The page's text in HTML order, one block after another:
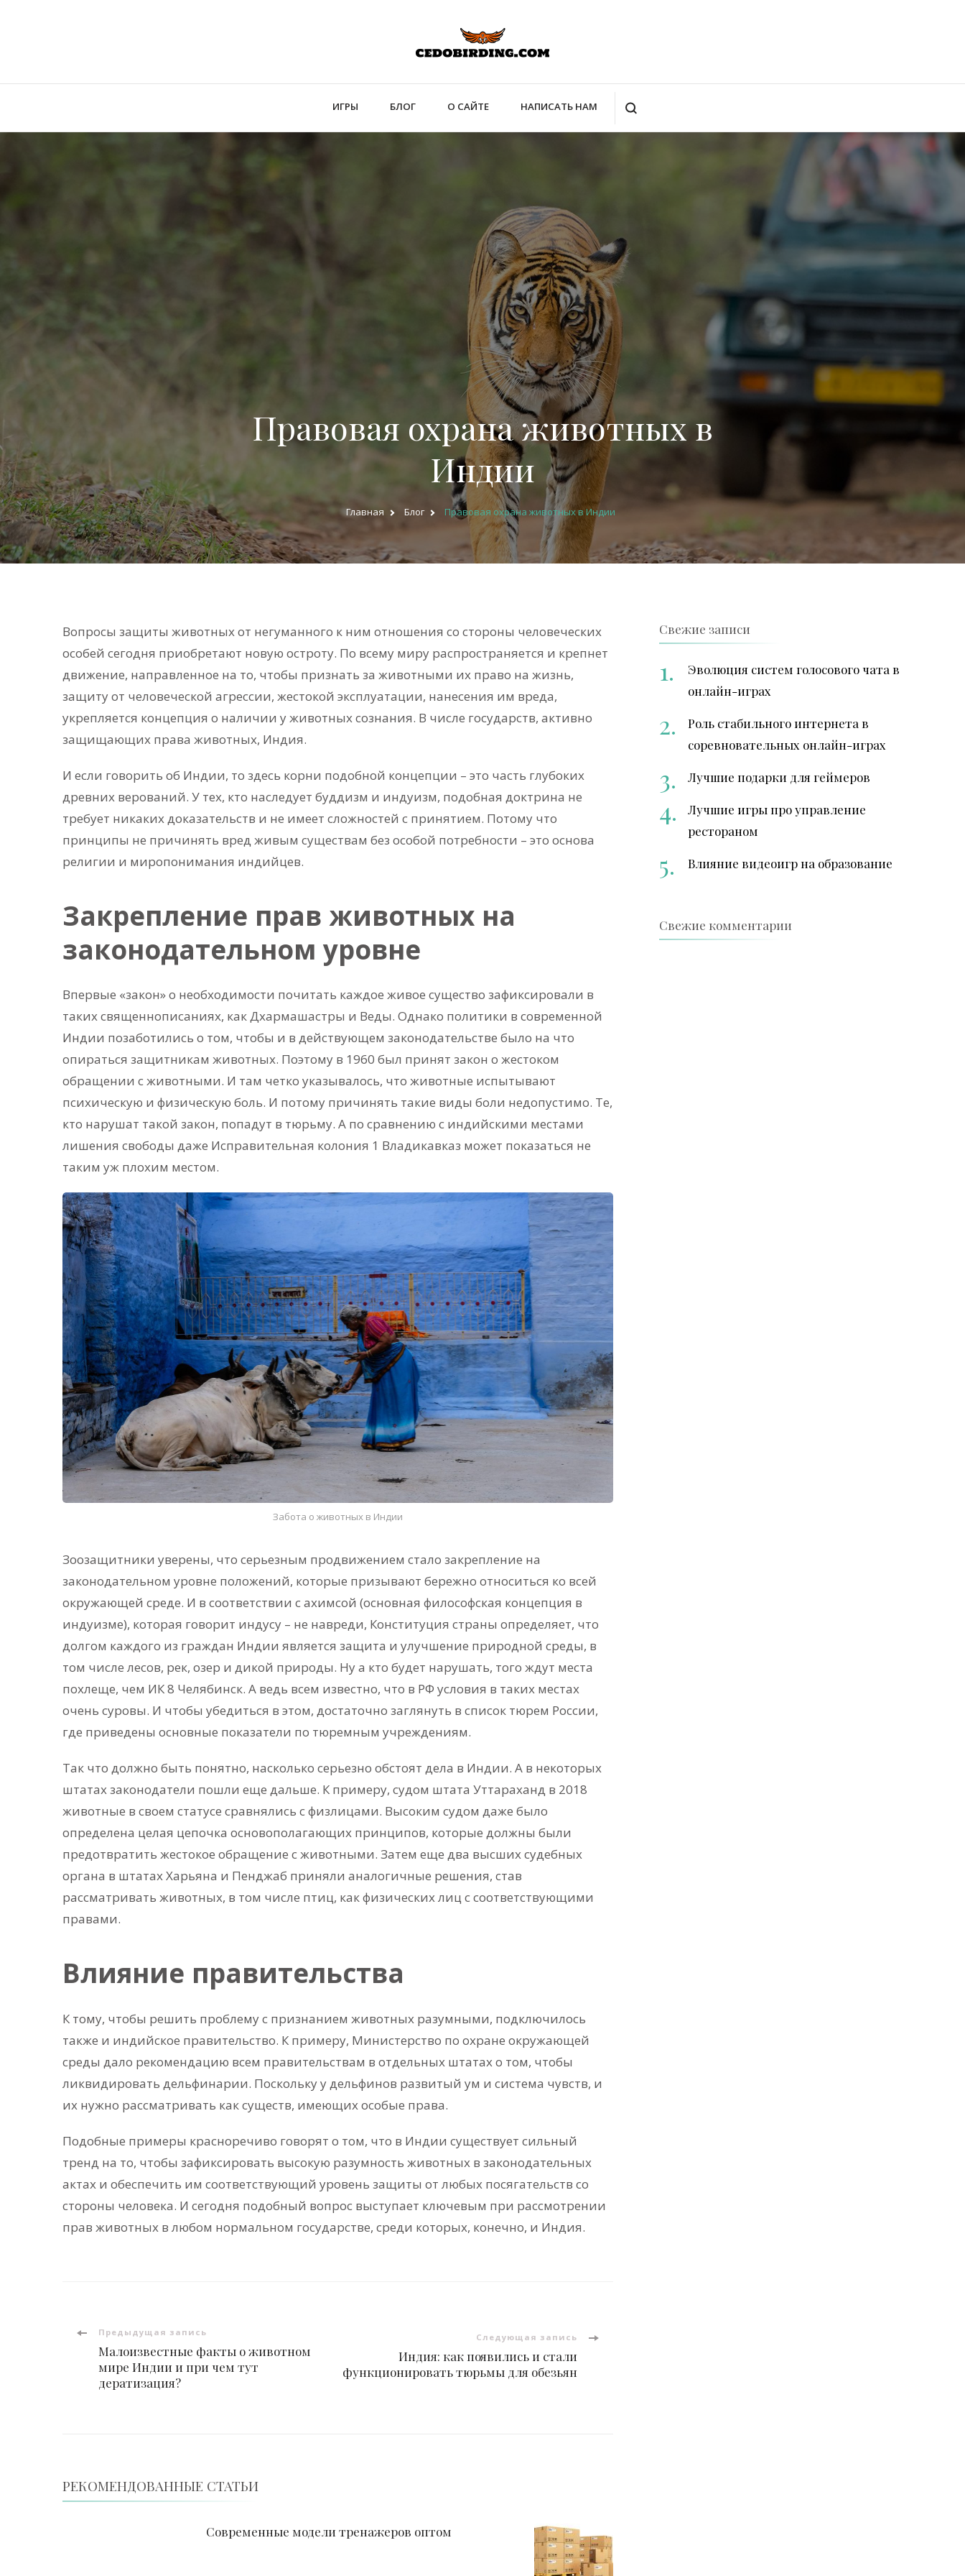
cedobirding.com
ИГРЫ БЛОГ О САЙТЕ НАПИСАТЬ НАМ
Правовая охрана животных в
Индии
Главная Блог Правовая охрана животных в Индии
Вопросы защиты животных от негуманного к ним отношения со стороны человеческих
особей сегодня приобретают новую остроту. По всему миру распространяется и крепнет
движение, направленное на то, чтобы признать за животными их право на жизнь,
защиту от человеческой агрессии, жестокой эксплуатации, нанесения им вреда,
укрепляется концепция о наличии у животных сознания. В числе государств, активно
защищающих права животных, Индия.
И если говорить об Индии, то здесь корни подобной концепции – это часть глубоких
древних верований. У тех, кто наследует буддизм и индуизм, подобная доктрина не
требует никаких доказательств и не имеет сложностей с принятием. Потому что
принципы не причинять вред живым существам без особой потребности – это основа
религии и миропонимания индийцев.
Закрепление прав животных на
законодательном уровне
Впервые «закон» о необходимости почитать каждое живое существо зафиксировали в
таких священнописаниях, как Дхармашастры и Веды. Однако политики в современной
Индии позаботились о том, чтобы и в действующем законодательстве было на что
опираться защитникам животных. Поэтому в 1960 был принят закон о жестоком
обращении с животными. И там четко указывалось, что животные испытывают
психическую и физическую боль. И потому причинять такие виды боли недопустимо. Те,
кто нарушат такой закон, попадут в тюрьму. А по сравнению с индийскими местами
лишения свободы даже Исправительная колония 1 Владикавказ может показаться не
таким уж плохим местом.
Забота о животных в Индии
Зоозащитники уверены, что серьезным продвижением стало закрепление на
законодательном уровне положений, которые призывают бережно относиться ко всей
окружающей среде. И в соответствии с ахимсой (основная философская концепция в
индуизме), которая говорит индусу – не навреди, Конституция страны определяет, что
долгом каждого из граждан Индии является защита и улучшение природной среды, в
том числе лесов, рек, озер и дикой природы. Ну а кто будет нарушать, того ждут места
похлеще, чем ИК 8 Челябинск. А ведь всем известно, что в РФ условия в таких местах
очень суровы. И чтобы убедиться в этом, достаточно заглянуть в список тюрем России,
где приведены основные показатели по тюремным учреждениям.
Так что должно быть понятно, насколько серьезно обстоят дела в Индии. А в некоторых
штатах законодатели пошли еще дальше. К примеру, судом штата Уттараханд в 2018
животные в своем статусе сравнялись с физлицами. Высоким судом даже было
определена целая цепочка основополагающих принципов, которые должны были
предотвратить жестокое обращение с животными. Затем еще два высших судебных
органа в штатах Харьяна и Пенджаб приняли аналогичные решения, став
рассматривать животных, в том числе птиц, как физических лиц с соответствующими
правами.
Влияние правительства
К тому, чтобы решить проблему с признанием животных разумными, подключилось
также и индийское правительство. К примеру, Министерство по охране окружающей
среды дало рекомендацию всем правительствам в отдельных штатах о том, чтобы
ликвидировать дельфинарии. Поскольку у дельфинов развитый ум и система чувств, и
их нужно рассматривать как существ, имеющих особые права.
Подобные примеры красноречиво говорят о том, что в Индии существует сильный
тренд на то, чтобы зафиксировать высокую разумность животных в законодательных
актах и обеспечить им соответствующий уровень защиты от любых посягательств со
стороны человека. И сегодня подобный вопрос выступает ключевым при рассмотрении
прав животных в любом нормальном государстве, среди которых, конечно, и Индия.
Навигация
Предыдущая запись
Малоизвестные факты о животном
мире Индии и при чем тут
дератизация?
Следующая запись
Индия: как появились и стали
функционировать тюрьмы для обезьян
РЕКОМЕНДОВАННЫЕ СТАТЬИ
Современные модели тренажеров оптом
Свежие записи
Эволюция систем голосового чата в
онлайн-играх
Роль стабильного интернета в
соревновательных онлайн-играх
Лучшие подарки для геймеров
Лучшие игры про управление
рестораном
Влияние видеоигр на образование
Свежие комментарии